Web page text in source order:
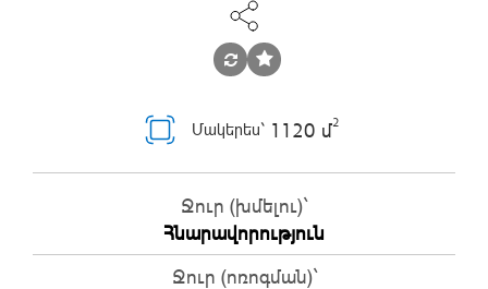
Մակերես` 1120 մ2
Ջուր (խմելու)`
Հնարավորություն
Ջուր (ոռոգման)`